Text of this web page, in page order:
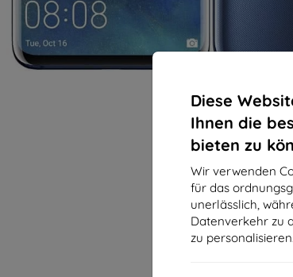
Diese
Ihnen die
bieten zu
Wir verwenden
für das
unerlässlich,
Datenverkehr zu
zu personalisieren.